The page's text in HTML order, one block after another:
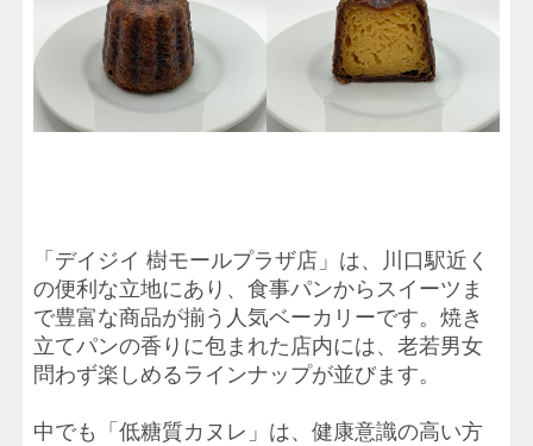
「デイジイ 樹モールプラザ店」は、川口駅近く
の便利な立地にあり、食事パンからスイーツま
で豊富な商品が揃う人気ベーカリーです。焼き
立てパンの香りに包まれた店内には、老若男女
問わず楽しめるラインナップが並びます。
中でも「低糖質カヌレ」は、健康意識の高い方